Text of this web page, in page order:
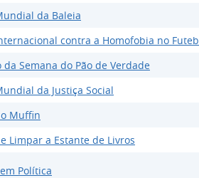
da Baleia
contra a Homofobia no
da Semana do Pão de Verdade
da Justiça Social
Muffin
Limpar a Estante de Livros
Política